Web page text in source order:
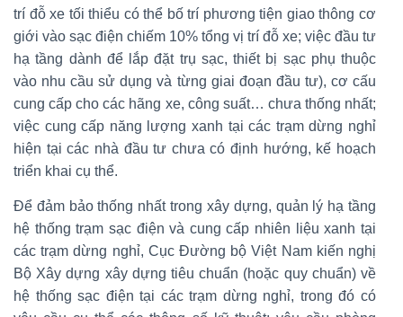
trí đỗ xe tối thiểu có thể bố trí phương tiện giao thông cơ
giới vào sạc điện chiếm 10% tổng vị trí đỗ xe; việc đầu tư
hạ tầng dành để lắp đặt trụ sạc, thiết bị sạc phụ thuộc
vào nhu cầu sử dụng và từng giai đoạn đầu tư), cơ cấu
cung cấp cho các hãng xe, công suất… chưa thống nhất;
việc cung cấp năng lượng xanh tại các trạm dừng nghỉ
hiện tại các nhà đầu tư chưa có định hướng, kế hoạch
triển khai cụ thể.
Để đảm bảo thống nhất trong xây dựng, quản lý hạ tầng
hệ thống trạm sạc điện và cung cấp nhiên liệu xanh tại
các trạm dừng nghỉ, Cục Đường bộ Việt Nam kiến nghị
Bộ Xây dựng xây dựng tiêu chuẩn (hoặc quy chuẩn) về
hệ thống sạc điện tại các trạm dừng nghỉ, trong đó có